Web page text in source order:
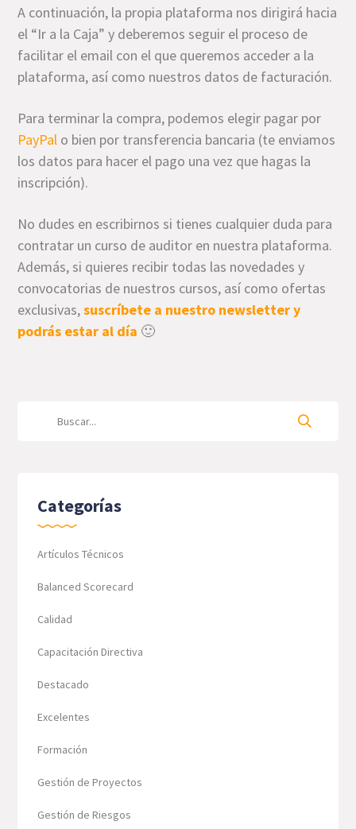
A continuación, la propia plataforma nos dirigirá hacia
el “Ir a la Caja” y deberemos seguir el proceso de
facilitar el email con el que queremos acceder a la
plataforma, así como nuestros datos de facturación.
Para terminar la compra, podemos elegir pagar por
PayPal o bien por transferencia bancaria (te enviamos
los datos para hacer el pago una vez que hagas la
inscripción).
No dudes en escribirnos si tienes cualquier duda para
contratar un curso de auditor en nuestra plataforma.
Además, si quieres recibir todas las novedades y
convocatorias de nuestros cursos, así como ofertas
exclusivas,suscríbete a nuestro newsletter y
podrás estar al día 🙂
Categorías
Artículos Técnicos
Balanced Scorecard
Calidad
Capacitación Directiva
Destacado
Excelentes
Formación
Gestión de Proyectos
Gestión de Riesgos